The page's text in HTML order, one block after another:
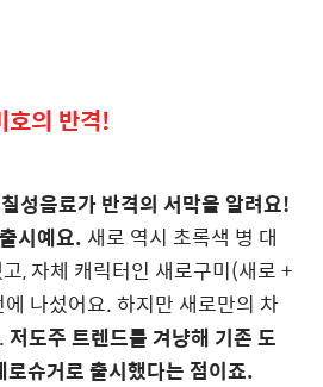
호의 반격!
성음료가 반격의 서막을 알려요!
시예요. 새로 역시 초록색 병 대
, 자체 캐릭터인 새로구미(새로 +
나섰어요. 하지만 새로만의 차
저도주 트렌드를 겨냥해 기존 도
슈거로 출시했다는 점이죠.